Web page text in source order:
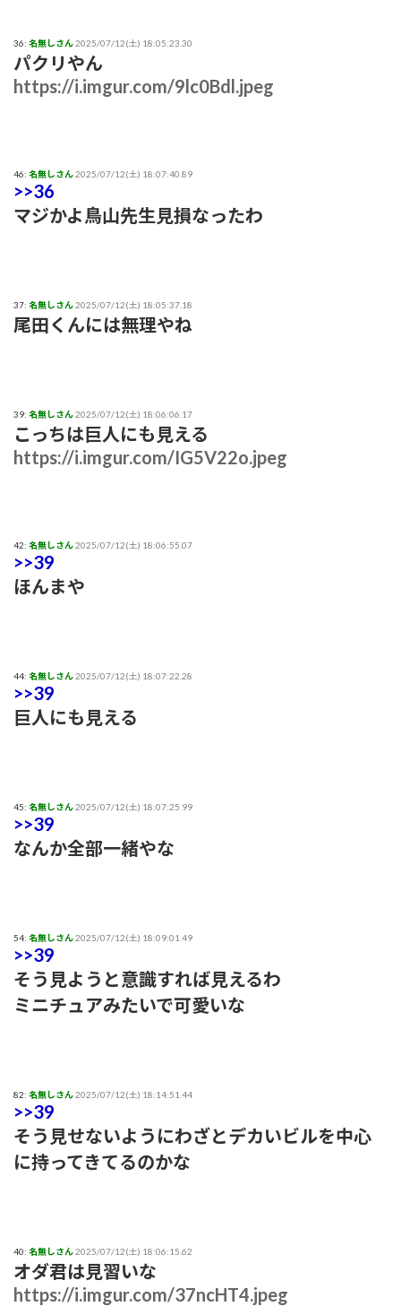
36: 名無しさん2025/07/12(土) 18:05:23.30
パクリやん
https://i.imgur.com/9lc0Bdl.jpeg
46: 名無しさん2025/07/12(土) 18:07:40.89
>>36
マジかよ鳥山先生見損なったわ
37: 名無しさん2025/07/12(土) 18:05:37.18
尾田くんには無理やね
39: 名無しさん2025/07/12(土) 18:06:06.17
こっちは巨人にも見える
https://i.imgur.com/IG5V22o.jpeg
42: 名無しさん2025/07/12(土) 18:06:55.07
>>39
ほんまや
44: 名無しさん2025/07/12(土) 18:07:22.28
>>39
巨人にも見える
45: 名無しさん2025/07/12(土) 18:07:25.99
>>39
なんか全部一緒やな
54: 名無しさん2025/07/12(土) 18:09:01.49
>>39
そう見ようと意識すれば見えるわ
ミニチュアみたいで可愛いな
82: 名無しさん2025/07/12(土) 18:14:51.44
>>39
そう見せないようにわざとデカいビルを中心
に持ってきてるのかな
40: 名無しさん2025/07/12(土) 18:06:15.62
オダ君は見習いな
https://i.imgur.com/37ncHT4.jpeg